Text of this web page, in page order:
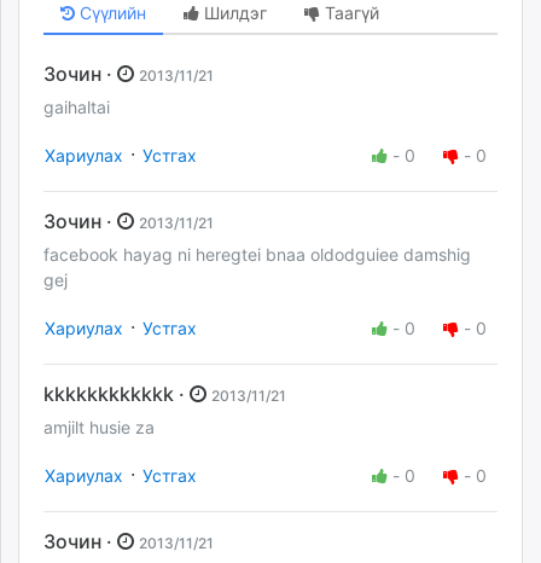
Сүүлийн Шилдэг Таагүй
Зочин · 2013/11/21
gaihaltai
Хариулах · Устгах - 0 - 0
Зочин · 2013/11/21
facebook hayag ni heregtei bnaa oldodguiee damshig
gej
Хариулах · Устгах - 0 - 0
kkkkkkkkkkkk · 2013/11/21
amjilt husie za
Хариулах · Устгах - 0 - 0
Зочин · 2013/11/21